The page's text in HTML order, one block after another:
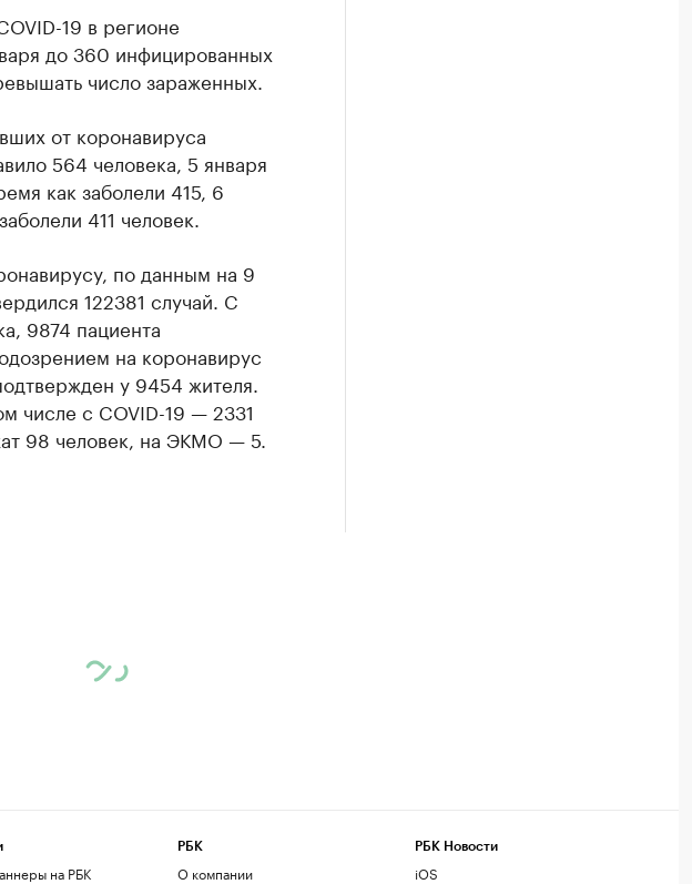
19 в регионе
до 360 инфицированных
число зараженных.
от коронавируса
564 человека, 5 января
как заболели 415, 6
411 человек.
по данным на 9
122381 случай. С
9874 пациента
на коронавирус
у 9454 жителя.
числе с COVID-19 — 2331
98 человек, на ЭКМО — 5.
на РБК
РБК
О компании
РБК Новости
iOS